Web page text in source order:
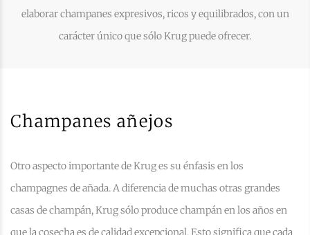
elaborar champanes expresivos, ricos y equilibrados, con un
carácter único que sólo Krug puede ofrecer.
Champanes añejos
Otro aspecto importante de Krug es su énfasis en los
champagnes de añada. A diferencia de muchas otras grandes
casas de champán, Krug sólo produce champán en los años en
que la cosecha es de calidad excepcional. Esto significa que cada